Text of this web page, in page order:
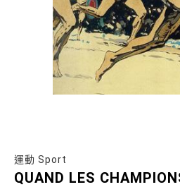
運動 Sport
QUAND LES